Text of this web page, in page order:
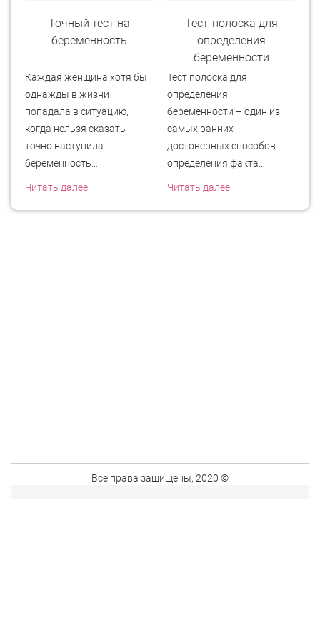
Точный тест на
беременность
Каждая женщина хотя бы
однажды в жизни
попадала в ситуацию,
когда нельзя сказать
точно наступила
беременность…
Читать далее
Тест-полоска для
определения
беременности
Тест полоска для
определения
беременности – один из
самых ранних
достоверных способов
определения факта…
Читать далее
Все права защищены, 2020 ©